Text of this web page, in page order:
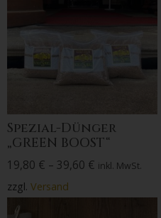
Spezial-Dünger
„GREEN BOOST“
19,80 € – 39,60 € inkl. MwSt.
zzgl. Versand